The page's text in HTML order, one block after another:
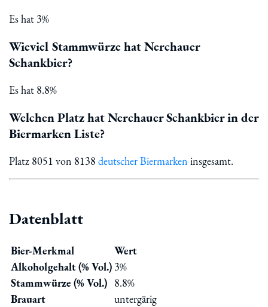
Es hat 3%
Wieviel Stammwürze hat Nerchauer
Schankbier?
Es hat 8.8%
Welchen Platz hat Nerchauer Schankbier in der
Biermarken Liste?
Platz 8051 von 8138 deutscher Biermarken insgesamt.
Datenblatt
Bier-Merkmal
Wert
Alkoholgehalt (% Vol.) 3%
Stammwürze (% Vol.) 8.8%
Brauart
untergärig